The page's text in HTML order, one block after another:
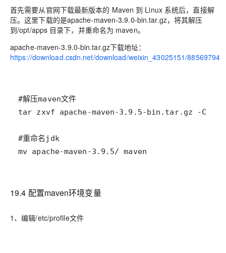
首先需要从官网下载最新版本的 Maven 到 Linux 系统后，直接解
压。这里下载的是apache-maven-3.9.0-bin.tar.gz，将其解压
到/opt/apps 目录下，并重命名为 maven。
apache-maven-3.9.0-bin.tar.gz下载地址：
https://download.csdn.net/download/weixin_43025151/88569794
#重命名jdk
mv apache-maven-3.9.5/ maven
19.4 配置maven环境变量
1、编辑/etc/profile文件